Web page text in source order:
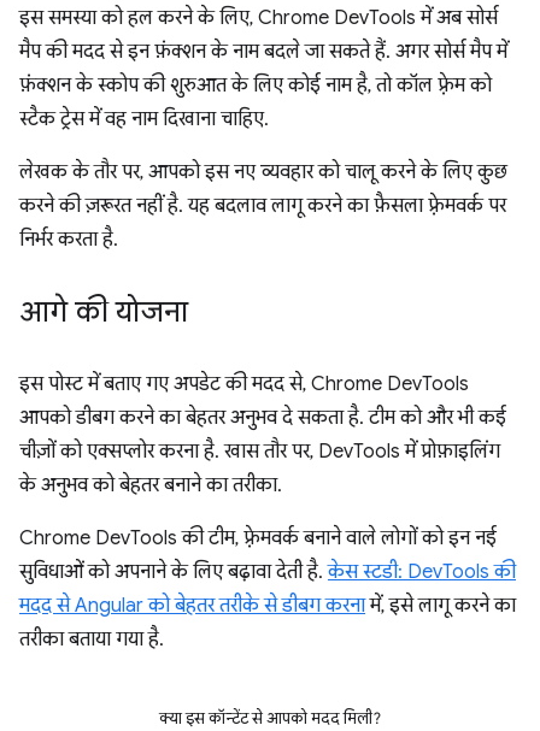
इस समस्या को हल करने के लिए, Chrome DevTools में अब सोर्स
मैप की मदद से इन फ़ंक्शन के नाम बदले जा सकते हैं. अगर सोर्स मैप में
फ़ंक्शन के स्कोप की शुरुआत के लिए कोई नाम है, तो कॉल फ़्रेम को
स्टैक ट्रेस में वह नाम दिखाना चाहिए.
लेखक के तौर पर, आपको इस नए व्यवहार को चालू करने के लिए कुछ
करने की ज़रूरत नहीं है. यह बदलाव लागू करने का फ़ैसला फ़्रेमवर्क पर
निर्भर करता है.
आगे की योजना
इस पोस्ट में बताए गए अपडेट की मदद से, Chrome DevTools
आपको डीबग करने का बेहतर अनुभव दे सकता है. टीम को और भी कई
चीज़ों को एक्सप्लोर करना है. खास तौर पर, DevTools में प्रोफ़ाइलिंग
के अनुभव को बेहतर बनाने का तरीका.
Chrome DevTools की टीम, फ़्रेमवर्क बनाने वाले लोगों को इन नई
सुविधाओं को अपनाने के लिए बढ़ावा देती है.केस स्टडी: DevTools की
मदद से Angular को बेहतर तरीके से डीबग करनामें, इसे लागू करने का
तरीका बताया गया है.
क्या इस कॉन्टेंट से आपको मदद मिली?